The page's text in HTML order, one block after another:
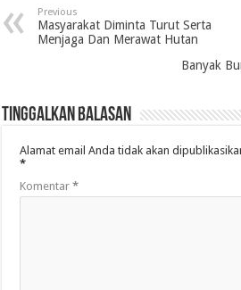
Previous
Masyarakat Diminta Turut Serta
Menjaga Dan Merawat Hutan
Banyak
Tinggalkan Balasan
Alamat email Anda tidak akan
*
Komentar*